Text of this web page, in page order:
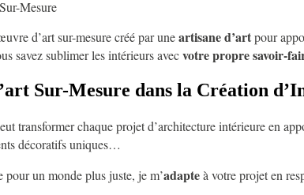
Mesure
d’art sur-mesure créé par uneartisane d’artpour
savez sublimer les intérieurs avecvotre propre savoir-
Sur-Mesure dans la Création
transformer chaque projet d’architecture intérieure en
décoratifs uniques…
pour un monde plus juste, je m’adapteà votre projet en